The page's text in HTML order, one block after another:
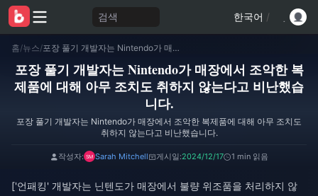
검색 한국어 /
홈/뉴스/ 포장 풀기 개발자는 Nintendo가 매장에서 조악한 복제품에 대해 아무 조치도 취하지 않는다고 비난했습니다.
포장 풀기 개발자는 Nintendo가 매장에서 조악한 복
제품에 대해 아무 조치도 취하지 않는다고 비난했습
니다.
포장 풀기 개발자는 Nintendo가 매장에서 조악한 복제품에 대해 아무 조치도
취하지 않는다고 비난했습니다.
작성자: Sarah Mitchell 게시일:2024/12/17 1 min 읽음
['언패킹' 개발자는 닌텐도가 매장에서 불량 위조품을 처리하지 않